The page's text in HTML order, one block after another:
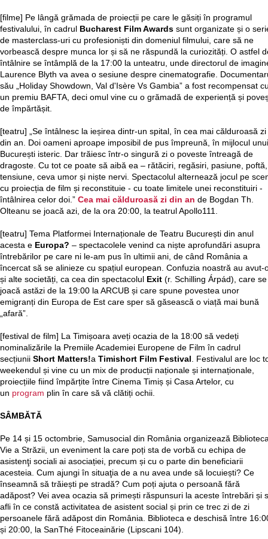
[filme] Pe lângă grămada de proiecții pe care le găsiți în programul
festivalului, în cadrul
Bucharest Film Awards sunt organizate și o
de masterclass-uri cu profesioniști din domeniul filmului, care să ne
vorbească despre munca lor și să ne răspundă la curiozități. O astfel
întâlnire se întâmplă de la 17:00 la unteatru, unde directorul de
Laurence Blyth va avea o sesiune despre cinematografie.
său „Holiday Showdown, Val d'Isère Vs Gambia” a fost recompensat
un premiu BAFTA, deci omul vine cu o grămadă de experiență și
de împărtășit.
[teatru] „Se întâlnesc la ieșirea dintr-un spital, în cea mai călduroasă zi
din an. Doi oameni aproape imposibil de pus împreună, în mijlocul unui
București isteric. Dar trăiesc într-o singură zi o poveste întreagă de
dragoste. Cu tot ce poate să aibă ea – rătăciri, regăsiri, pasiune, poftă,
tensiune, ceva umor și niște nervi. Spectacolul alternează jocul pe
cu proiecția de film și reconstituie - cu toate limitele unei reconstituiri -
întâlnirea celor doi.” Cea mai călduroasă zi din an de Bogdan Th.
Olteanu se joacă azi, de la ora 20:00, la teatrul Apollo111.
[teatru] Tema Platformei Internaționale de Teatru București din anul
acesta e Europa? – spectacolele venind ca niște aprofundări asupra
întrebărilor pe care ni le-am pus în ultimii ani, de când România a
încercat să se alinieze cu spațiul european. Confuzia noastră au avut-
și alte societăți, ca cea din spectacolul
Exit (r. Schilling Árpád), care se
joacă astăzi de la 19:00 la ARCUB și care spune povestea unor
emigranți din Europa de Est care sper să găsească o viață mai bună
„afară”.
[festival de film] La Timișoara aveți ocazia de la 18:00 să vedeți
nominalizările la Premiile Academiei Europene de Film în cadrul
secțiunii Short Matters!a Timishort Film Festival . Festivalul are loc
weekendul și vine cu un mix de producții naționale și internaționale,
proiecțiile fiind împărțite între Cinema Timiș și Casa Artelor, cu
un program plin în care să vă clătiți ochii.
SÂMBĂTĂ
Pe 14 și 15 octombrie, Samusocial din România organizează
Vie a Străzii, un eveniment la care poți sta de vorbă cu echipa de
asistenţi sociali ai asociației, precum și cu o parte din beneficiarii
acesteia. Cum ajungi în situaţia de a nu avea unde să locuiești? Ce
înseamnă să trăiești pe stradă? Cum poți ajuta o persoană fără
adăpost? Vei avea ocazia să primești răspunsuri la aceste întrebări și
afli în ce constă activitatea de asistent social și prin ce trec zi de zi
persoanele fără adăpost din România. Biblioteca e deschisă între
și 20:00, la SanThé Fitoceainărie (Lipscani 104).